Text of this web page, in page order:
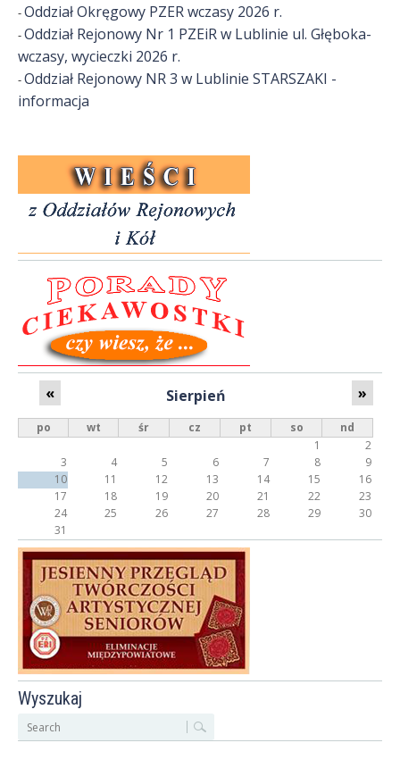
-Oddział Okręgowy PZER wczasy 2026 r.
-Oddział Rejonowy Nr 1 PZEiR w Lublinie ul. Głęboka-
wczasy, wycieczki 2026 r.
-Oddział Rejonowy NR 3 w Lublinie STARSZAKI -
informacja
Sierpień
« »
po wt śr cz pt so
nd
1
2
3
4 5 6 7 8
9
10
11 12 13 14 15
16
17
18 19 20 21 22
23
24
25 26 27 28 29
30
31
Wyszukaj
z